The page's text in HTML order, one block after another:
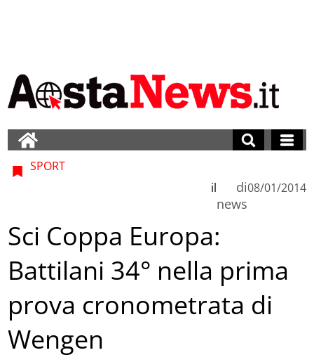
SPORT
di
news
il 08/01/2014
Sci Coppa Europa:
Battilani 34° nella prima
prova cronometrata di
Wengen